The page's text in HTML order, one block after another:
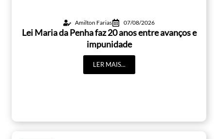
Amilton Farias 07/08/2026
Lei Maria da Penha faz 20 anos entre avanços e
impunidade
LER MAIS...